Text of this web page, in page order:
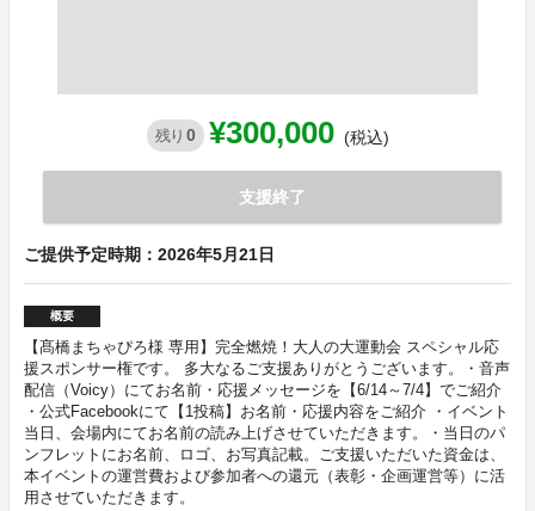
残り 0 ¥300,000 (税込)
支援終了
ご提供予定時期：2026年5月21日
概要
【髙橋まちゃぴろ様 専用】完全燃焼！大人の大運動会 スペシャル応
援スポンサー権です。 多大なるご支援ありがとうございます。・音声
配信（Voicy）にてお名前・応援メッセージを【6/14～7/4】でご紹介
・公式Facebookにて【1投稿】お名前・応援内容をご紹介 ・イベント
当日、会場内にてお名前の読み上げさせていただきます。・当日のパ
ンフレットにお名前、ロゴ、お写真記載。ご支援いただいた資金は、
本イベントの運営費および参加者への還元（表彰・企画運営等）に活
用させていただきます。